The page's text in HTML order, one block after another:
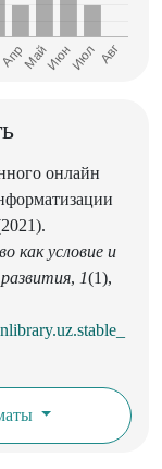
онлайн
как условие и
, 1(1),